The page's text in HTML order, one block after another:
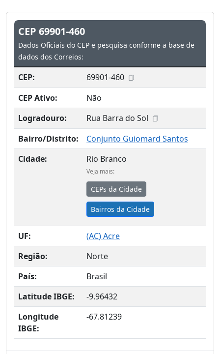
CEP 69901-460
Dados Oficiais do CEP e pesquisa conforme a base de
dados dos Correios:
CEP:
69901-460
CEP Ativo:
Não
Logradouro:
Rua Barra do Sol
Bairro/Distrito:
Conjunto Guiomard Santos
Cidade:
Rio Branco
Veja mais:
CEPs da Cidade
Bairros da Cidade
UF: (AC) Acre
Região:
Norte
País:
Brasil
Latitude IBGE:
-9.96432
Longitude
IBGE:
-67.81239